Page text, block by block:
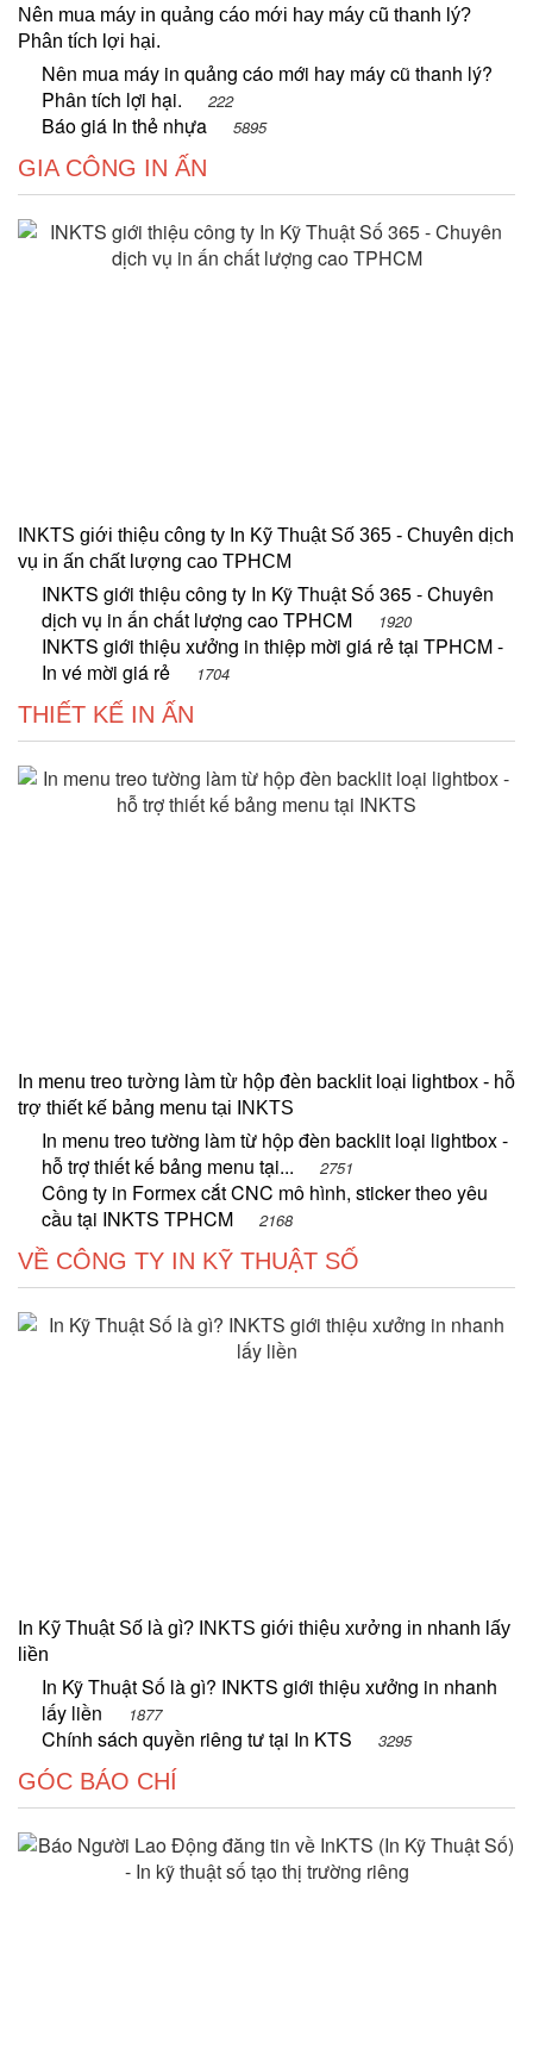
Nên mua máy in quảng cáo mới hay máy cũ thanh lý?
Phân tích lợi hại.
Nên mua máy in quảng cáo mới hay máy cũ thanh lý?
Phân tích lợi hại.
222
Báo giá In thẻ nhựa 5895
GIA CÔNG IN ẤN
INKTS giới thiệu công ty In Kỹ Thuật Số 365 - Chuyên dịch
vụ in ấn chất lượng cao TPHCM
INKTS giới thiệu công ty In Kỹ Thuật Số 365 - Chuyên
dịch vụ in ấn chất lượng cao TPHCM
1920
INKTS giới thiệu xưởng in thiệp mời giá rẻ tại TPHCM -
In vé mời giá rẻ
1704
THIẾT KẾ IN ẤN
In menu treo tường làm từ hộp đèn backlit loại lightbox - hỗ
trợ thiết kế bảng menu tại INKTS
In menu treo tường làm từ hộp đèn backlit loại lightbox -
hỗ trợ thiết kế bảng menu tại...
2751
Công ty in Formex cắt CNC mô hình, sticker theo yêu
cầu tại INKTS TPHCM
2168
VỀ CÔNG TY IN KỸ THUẬT SỐ
In Kỹ Thuật Số là gì? INKTS giới thiệu xưởng in nhanh lấy
liền
In Kỹ Thuật Số là gì? INKTS giới thiệu xưởng in nhanh
lấy liền
1877
Chính sách quyền riêng tư tại In KTS 3295
GÓC BÁO CHÍ